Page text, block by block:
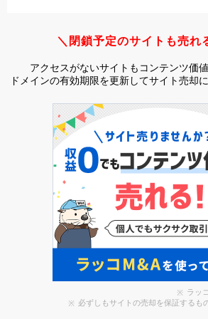
＼閉鎖予定のサイトも売れ
アクセスがないサイトもコンテンツ価
ドメインの有効期限を更新してサイト売却
ラッ
必ずしもサイトの売却を保証するも